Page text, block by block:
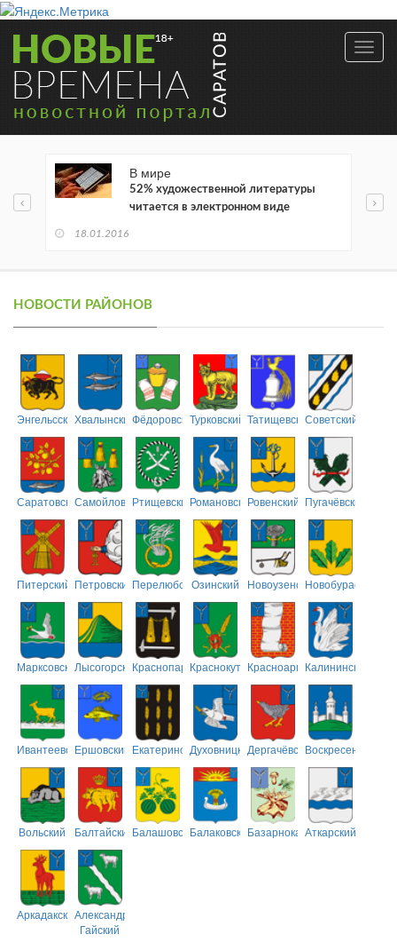
В мире
52% художественной литературы
читается в электронном виде
18.01.2016
НОВОСТИ РАЙОНОВ
ЭнгельсскийХвалынскийФёдоровскийТурковский ТатищевскийСоветский
СаратовскийСамойловскийРтищевскийРомановскийРовенский Пугачёвский
Питерский ПетровскийПерелюбскийОзинский НовоузенскийНовобурасский
МарксовскийЛысогорскийКраснопартизанский
КраснокутскийКрасноармейский
Калининский
ИвантеевскийЕршовский ЕкатериновскийДуховницкийДергачёвскийВоскресенский
Вольский БалтайскийБалашовскийБалаковскийБазарнокарабулакский
Аткарский
АркадакскийАлександрово-
Гайский